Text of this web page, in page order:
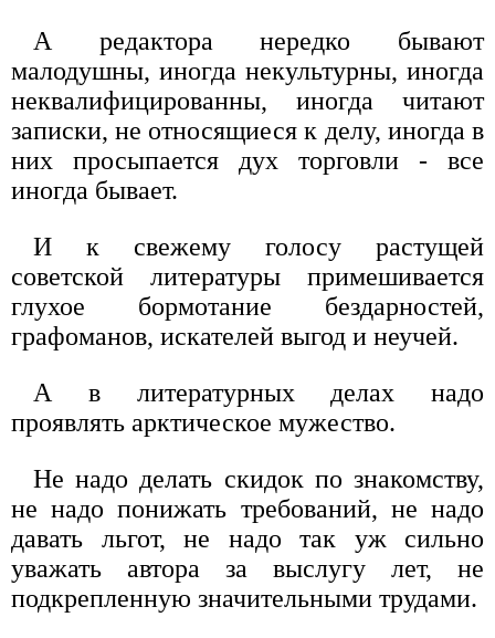
А редактора нередко бывают
малодушны, иногда некультурны, иногда
неквалифицированны, иногда читают
записки, не относящиеся к делу, иногда в
них просыпается дух торговли - все
иногда бывает.
И к свежему голосу растущей
советской литературы примешивается
глухое бормотание бездарностей,
графоманов, искателей выгод и неучей.
А в литературных делах надо
проявлять арктическое мужество.
Не надо делать скидок по знакомству,
не надо понижать требований, не надо
давать льгот, не надо так уж сильно
уважать автора за выслугу лет, не
подкрепленную значительными трудами.